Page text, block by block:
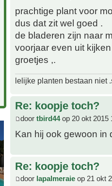
prachtige plant voor
dus dat zit wel goed .
de bladeren zijn naar
voorjaar even uit
groetjes ,.
lelijke planten bestaan niet
Re: koopje toch?
door tbird44op 20 okt 2015
Kan hij ook gewoon in
Re: koopje toch?
door lapalmeraie op 21 okt